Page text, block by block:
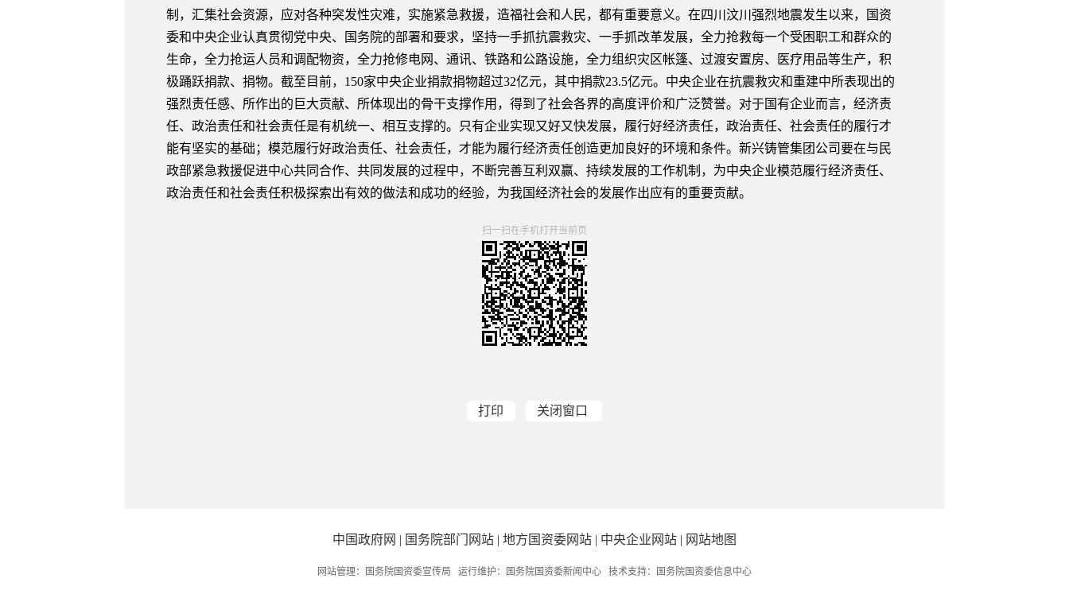
制，汇集社会资源，应对各种突发性灾难，实施紧急救援，造福社会和人民，都有重要意义。在四川汶川强烈地震发生以来，国资
委和中央企业认真贯彻党中央、国务院的部署和要求，坚持一手抓抗震救灾、一手抓改革发展，全力抢救每一个受困职工和群众的
生命，全力抢运人员和调配物资，全力抢修电网、通讯、铁路和公路设施，全力组织灾区帐篷、过渡安置房、医疗用品等生产，积
极踊跃捐款、捐物。截至目前，150家中央企业捐款捐物超过32亿元，其中捐款23.5亿元。中央企业在抗震救灾和重建中所表现出的
强烈责任感、所作出的巨大贡献、所体现出的骨干支撑作用，得到了社会各界的高度评价和广泛赞誉。对于国有企业而言，经济责
任、政治责任和社会责任是有机统一、相互支撑的。只有企业实现又好又快发展，履行好经济责任，政治责任、社会责任的履行才
能有坚实的基础；模范履行好政治责任、社会责任，才能为履行经济责任创造更加良好的环境和条件。新兴铸管集团公司要在与民
政部紧急救援促进中心共同合作、共同发展的过程中，不断完善互利双赢、持续发展的工作机制，为中央企业模范履行经济责任、
政治责任和社会责任积极探索出有效的做法和成功的经验，为我国经济社会的发展作出应有的重要贡献。
扫一扫在手机打开当前页
打印 关闭窗口